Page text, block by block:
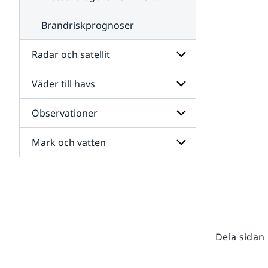
Brandriskprognoser
Radar och satellit
Undersidor
för
Radar
och
satellit
Väder till havs
Undersidor
för
Väder
till
havs
Observationer
Undersidor
för
Mark och vatten
Dela sidan